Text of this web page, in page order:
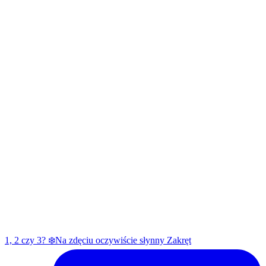
1, 2 czy 3? ❄️Na zdęciu oczywiście słynny Zakręt